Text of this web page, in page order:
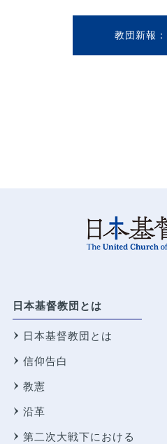
教団新報
日本基督教団とは
日本基督教団とは
信仰告白
教憲
沿革
第二次大戦下における